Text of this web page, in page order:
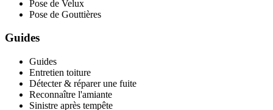
Pose de Velux
Pose de Gouttières
Guides
Guides
Entretien toiture
Détecter & réparer une fuite
Reconnaître l'amiante
Sinistre après tempête